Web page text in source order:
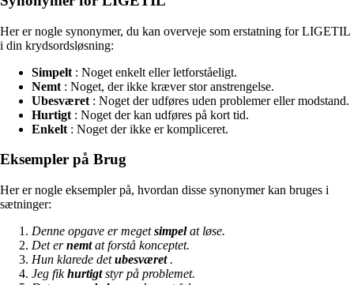
Her er nogle synonymer, du kan overveje som erstatning for LIGETIL
i din krydsordsløsning:
Simpelt : Noget enkelt eller letforståeligt.
Nemt : Noget, der ikke kræver stor anstrengelse.
Ubesværet : Noget der udføres uden problemer eller modstand.
Hurtigt : Noget der kan udføres på kort tid.
Enkelt : Noget der ikke er kompliceret.
Eksempler på Brug
Her er nogle eksempler på, hvordan disse synonymer kan bruges i
sætninger:
Denne opgave er megetsimpelat løse.
Det ernemtat forstå konceptet.
Hun klarede detubesværet.
Jeg fikhurtigtstyr på problemet.